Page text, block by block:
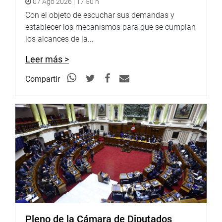
internacionales no caben los referéndums. “Pero ese no
es el problema, sino la gravedad de la propuesta
infringiendo la Constitución y su deber de defender a la
AUDIENCIAS
Durante la sesión también se vio la denuncia
constitucional formulada por el exfiscal supremo Luis
Carlos Arce Córdova contra el juez supremo Jorge Luis
Salas Arenas, presidente del Jurado Nacional de
Elecciones (JNE), y contra la exfiscal de la Nación Zoraida
Ávalos Rivera; por presunta infracción constitucional de
los artículos 3, 176, 178 de la Constitución Política del
Perú; y por la probable comisión de los delitos de Abuso
de Autoridad y Usurpación de Funciones, previstos en los
artículos 376 y 361 del Código Penal, respectivamente.
El delegado de la denuncia, congresista Édgar Reymundo
Con el objeto de escuchar sus demandas y
establecer los mecanismos para que se cumplan
los alcances de la...
Leer más >
Compartir
Pleno de la Cámara de Diputados